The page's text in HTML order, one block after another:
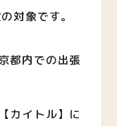
対象です。
都内での出張
カイトル】に